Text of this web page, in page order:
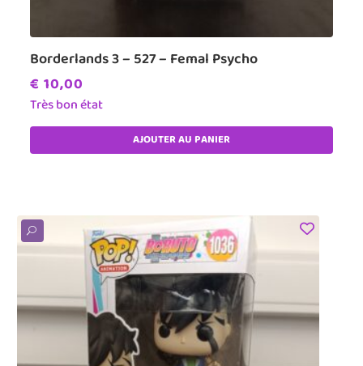
Borderlands 3 – 527 – Femal Psycho
€ 10,00
Très bon état
AJOUTER AU PANIER
U